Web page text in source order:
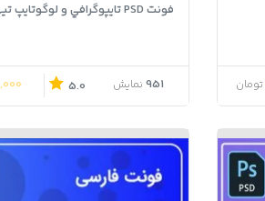
تومان
فونت PSD تايپوگرافي و لوگوتايپ تیهو
951 نمایش 5.0